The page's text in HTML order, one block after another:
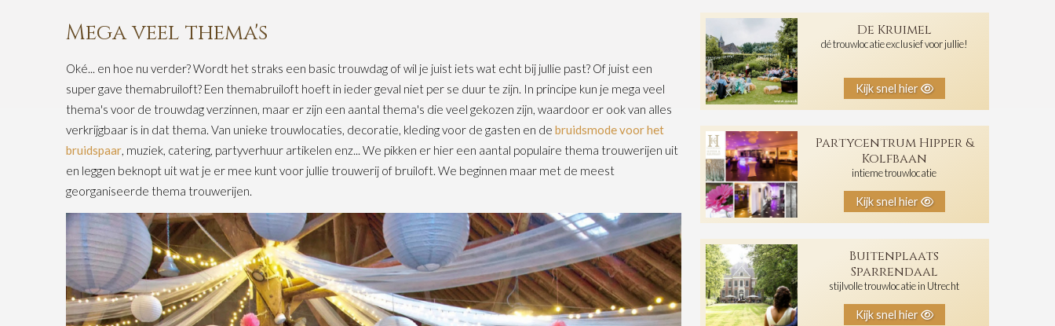
Mega veel thema's
Oké... en hoe nu verder? Wordt het straks een basic trouwdag of wil je juist iets wat echt bij jullie past? Of juist een
super gave themabruiloft? Een themabruiloft hoeft in ieder geval niet per se duur te zijn. In principe kun je mega veel
thema's voor de trouwdag verzinnen, maar er zijn een aantal thema's die veel gekozen zijn, waardoor er ook van alles
verkrijgbaar is in dat thema. Van unieke trouwlocaties, decoratie, kleding voor de gasten en de bruidsmode voor het
bruidspaar, muziek, catering, partyverhuur artikelen enz... We pikken er hier een aantal populaire thema trouwerijen uit
en leggen beknopt uit wat je er mee kunt voor jullie trouwerij of bruiloft. We beginnen maar met de meest
georganiseerde thema trouwerijen.
De Kruimel
dé trouwlocatie exclusief voor jullie!
Kijk snel hier
Partycentrum Hipper &
Kolfbaan
intieme trouwlocatie
Kijk snel hier
Buitenplaats
Sparrendaal
stijlvolle trouwlocatie in Utrecht
Kijk snel hier